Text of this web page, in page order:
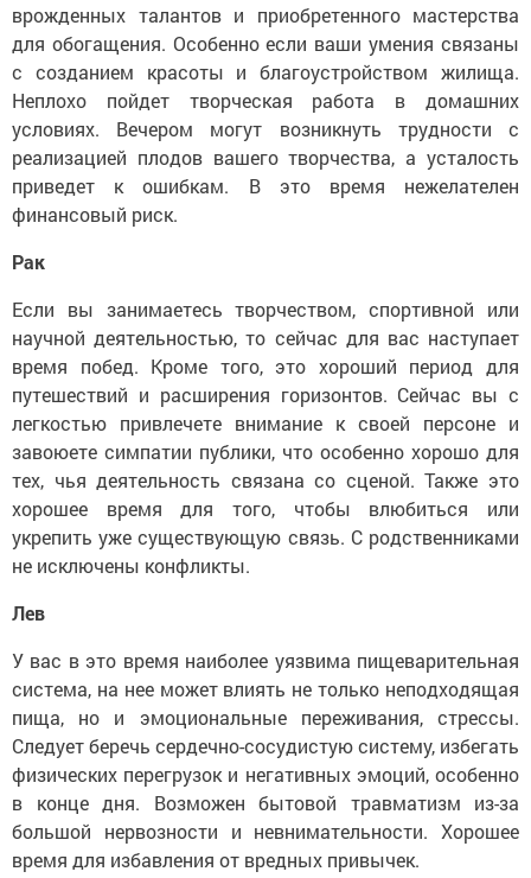
врожденных талантов и приобретенного мастерства
для обогащения. Особенно если ваши умения связаны
с созданием красоты и благоустройством жилища.
Неплохо пойдет творческая работа в домашних
условиях. Вечером могут возникнуть трудности с
реализацией плодов вашего творчества, а усталость
приведет к ошибкам. В это время нежелателен
финансовый риск.
Рак
Если вы занимаетесь творчеством, спортивной или
научной деятельностью, то сейчас для вас наступает
время побед. Кроме того, это хороший период для
путешествий и расширения горизонтов. Сейчас вы с
легкостью привлечете внимание к своей персоне и
завоюете симпатии публики, что особенно хорошо для
тех, чья деятельность связана со сценой. Также это
хорошее время для того, чтобы влюбиться или
укрепить уже существующую связь. С родственниками
не исключены конфликты.
Лев
У вас в это время наиболее уязвима пищеварительная
система, на нее может влиять не только неподходящая
пища, но и эмоциональные переживания, стрессы.
Следует беречь сердечно-сосудистую систему, избегать
физических перегрузок и негативных эмоций, особенно
в конце дня. Возможен бытовой травматизм из-за
большой нервозности и невнимательности. Хорошее
время для избавления от вредных привычек.